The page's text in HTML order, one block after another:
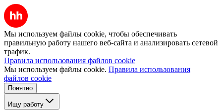
Мы используем файлы cookie, чтобы обеспечивать
правильную работу нашего веб-сайта и анализировать сетевой
трафик.
Правила использования файлов cookie
Мы используем файлы cookie. Правила использования
файлов cookie
Понятно
Ищу работу